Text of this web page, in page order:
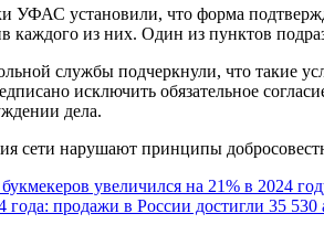
УФАС установили, что форма
каждого из них. Один из пунктов
службы подчеркнули, что такие
исключить обязательное
дела.
сети нарушают принципы
увеличился на 21% в 2024
года: продажи в России достигли 35 530